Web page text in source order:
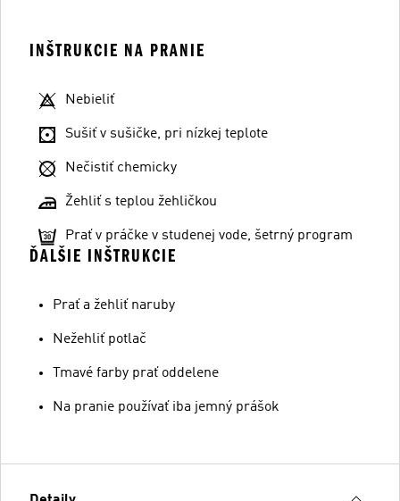
INŠTRUKCIE NA PRANIE
Nebieliť
Sušiť v sušičke, pri nízkej teplote
Nečistiť chemicky
Žehliť s teplou žehličkou
Prať v práčke v studenej vode, šetrný program
ĎALŠIE INŠTRUKCIE
Prať a žehliť naruby
Nežehliť potlač
Tmavé farby prať oddelene
Na pranie používať iba jemný prášok